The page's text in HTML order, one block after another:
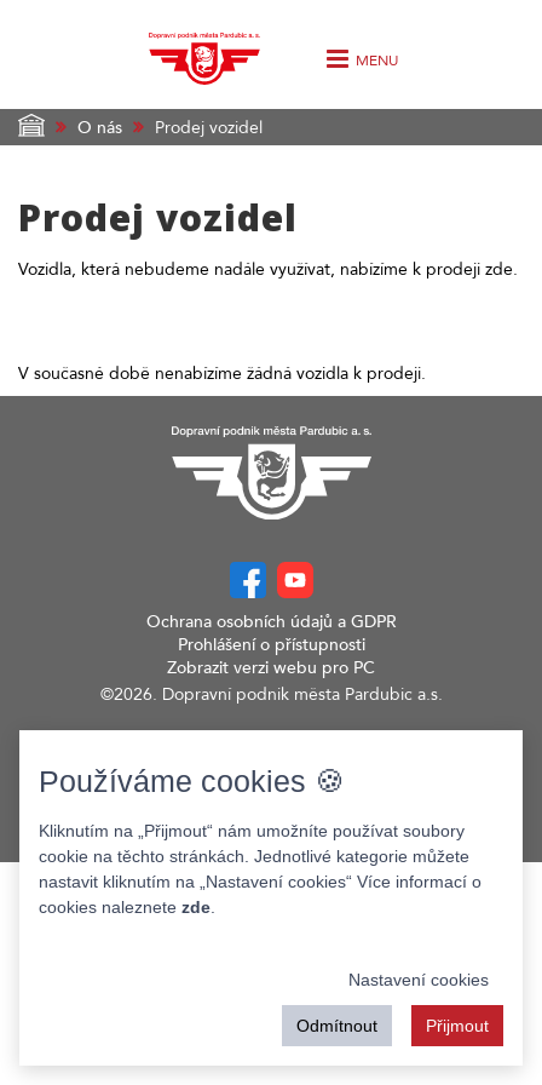
MENU
O nás Prodej vozidel
Prodej vozidel
Vozidla, která nebudeme nadále využívat, nabízíme k prodeji zde.
V současné době nenabízíme žádná vozidla k prodeji.
Ochrana osobních údajů a GDPR
Prohlášení o přístupnosti
Zobrazit verzi webu pro PC
©2026. Dopravní podnik města Pardubic a.s.
Používáme cookies 🍪
Kliknutím na „Přijmout“ nám umožníte používat soubory
cookie na těchto stránkách. Jednotlivé kategorie můžete
nastavit kliknutím na „Nastavení cookies“ Více informací o
cookies naleznete zde
Nastavení cookies
Odmítnout Přijmout